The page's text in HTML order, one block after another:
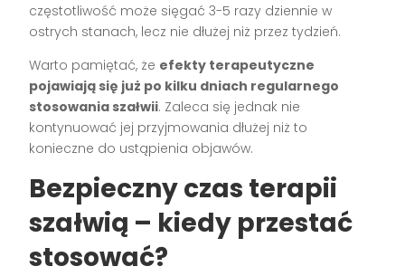
częstotliwość może sięgać 3-5 razy dziennie w
ostrych stanach, lecz nie dłużej niż przez tydzień.
Warto pamiętać, że efekty terapeutyczne
pojawiają się już po kilku dniach regularnego
stosowania szałwii. Zaleca się jednak nie
kontynuować jej przyjmowania dłużej niż to
konieczne do ustąpienia objawów.
Bezpieczny czas terapii
szałwią – kiedy przestać
stosować?